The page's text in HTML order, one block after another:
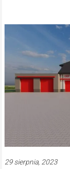
29 sierpnia, 2023